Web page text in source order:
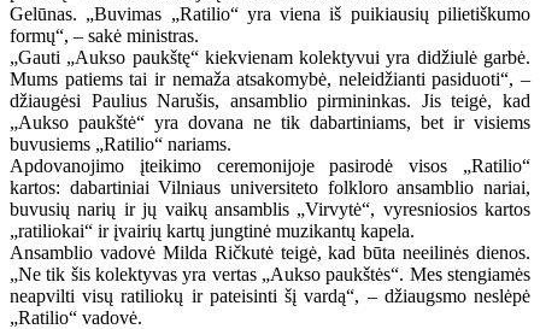
Gelūnas. „Buvimas „Ratilio“ yra viena iš puikiausių pilietiškumo
formų“, – sakė ministras.
„Gauti „Aukso paukštę“ kiekvienam kolektyvui yra didžiulė garbė.
Mums patiems tai ir nemaža atsakomybė, neleidžianti pasiduoti“, –
džiaugėsi Paulius Narušis, ansamblio pirmininkas. Jis teigė, kad
„Aukso paukštė“ yra dovana ne tik dabartiniams, bet ir visiems
buvusiems „Ratilio“ nariams.
Apdovanojimo įteikimo ceremonijoje pasirodė visos „Ratilio“
kartos: dabartiniai Vilniaus universiteto folkloro ansamblio nariai,
buvusių narių ir jų vaikų ansamblis „Virvytė“, vyresniosios kartos
„ratiliokai“ ir įvairių kartų jungtinė muzikantų kapela.
Ansamblio vadovė Milda Ričkutė teigė, kad būta neeilinės dienos.
„Ne tik šis kolektyvas yra vertas „Aukso paukštės“. Mes stengiamės
neapvilti visų ratiliokų ir pateisinti šį vardą“, – džiaugsmo neslėpė
„Ratilio“ vadovė.